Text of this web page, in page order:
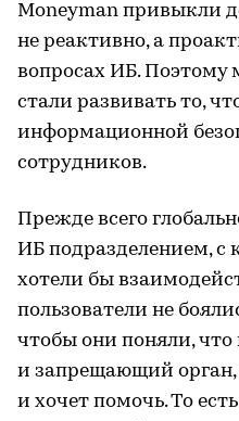
Moneyman привыкли
не реактивно, а
вопросах ИБ. Поэтому
стали развивать то,
информационной
сотрудников.
Прежде всего
ИБ подразделением, с
хотели бы
пользователи не
чтобы они поняли,
и запрещающий орган,
и хочет помочь. То